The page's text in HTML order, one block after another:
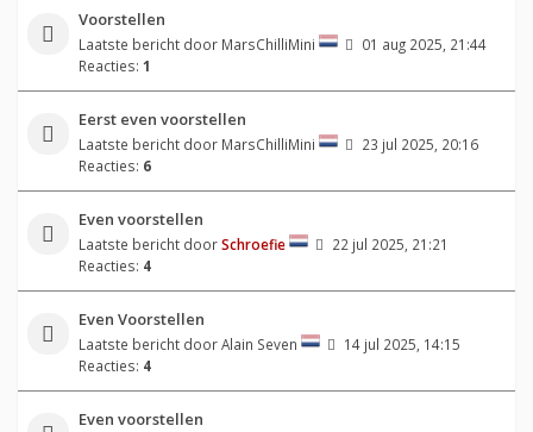
Voorstellen
Laatste bericht door MarsChilliMini
01 aug 2025, 21:44
Reacties: 1
Eerst even voorstellen
Laatste bericht door MarsChilliMini
23 jul 2025, 20:16
Reacties: 6
Even voorstellen
Laatste bericht doorSchroefie
22 jul 2025, 21:21
Reacties: 4
Even Voorstellen
Laatste bericht doorAlain Seven
14 jul 2025, 14:15
Reacties: 4
Even voorstellen